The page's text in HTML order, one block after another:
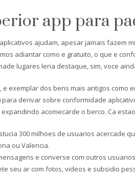
app para
ajudam, apesar jamais fazem
adiantar como e gratuito, o que e
lugares leria destaque, sim, voce
e exemplar dos bens mais antigos
para derivar sobre conformidade
acomecarde o berco. Ca
300 milhoes de usuarios acercade
ou Valencia.
e converse com outros
seu ar com fotos, videos e subsidio